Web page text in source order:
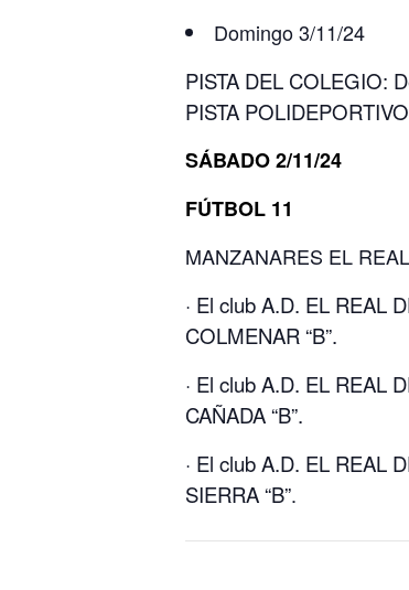
Domingo 3/11/24
PISTA DEL COLEGIO:
PISTA
SÁBADO 2/11/24
FÚTBOL 11
MANZANARES EL REAL
· El club A.D. EL REAL
COLMENAR “B”.
· El club A.D. EL REAL
CAÑADA “B”.
· El club A.D. EL REAL
SIERRA “B”.